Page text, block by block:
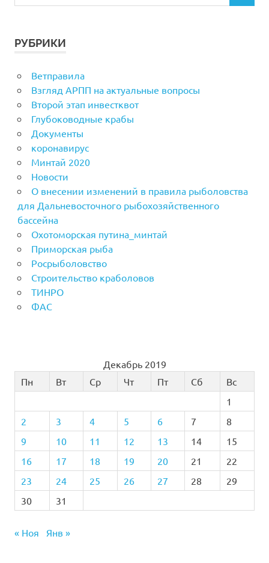
РУБРИКИ
Ветправила
Взгляд АРПП на актуальные вопросы
Второй этап инвестквот
Глубоководные крабы
Документы
коронавирус
Минтай 2020
Новости
О внесении изменений в правила рыболовства
для Дальневосточного рыбохозяйственного
бассейна
Охотоморская путина_минтай
Приморская рыба
Росрыболовство
Строительство краболовов
ТИНРО
ФАС
Декабрь 2019
Пн
Вт Ср Чт Пт Сб
Вс
1
2
3 4 5 6 7
8
9
10 11 12 13 14
15
16
17 18 19 20 21
22
23
24 25 26 27 28
29
30
31
« Ноя Янв »